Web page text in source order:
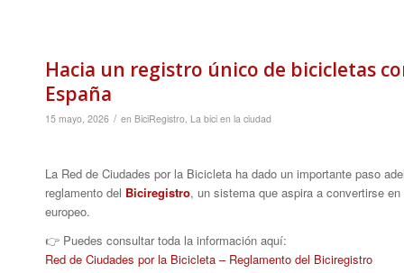
Hacia un registro único de bicicletas
España
15 mayo, 2026 / en BiciRegistro La bici en la ciudad
La Red de Ciudades por la Bicicleta ha dado un importante paso
reglamento del Biciregistro, un sistema que aspira a convertirse
europeo.
👉 Puedes consultar toda la información aquí:
Red de Ciudades por la Bicicleta – Reglamento del Biciregistro